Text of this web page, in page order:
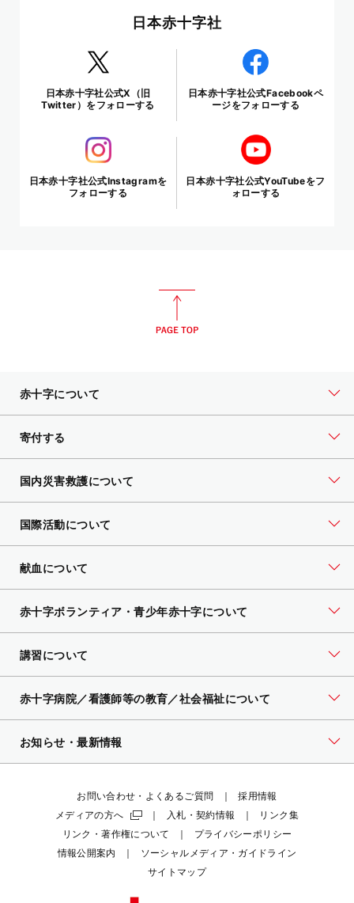
日本赤十字社
日本赤十字社公式X（旧
Twitter）をフォローする
日本赤十字社公式Facebookペ
ージをフォローする
日本赤十字社公式Instagramを
フォローする
日本赤十字社公式YouTubeをフ
ォローする
赤十字について
寄付する
国内災害救護について
国際活動について
献血について
赤十字ボランティア・青少年赤十字について
講習について
赤十字病院／看護師等の教育／社会福祉について
お知らせ・最新情報
お問い合わせ・よくあるご質問
採用情報
メディアの方へ
入札・契約情報
リンク集
リンク・著作権について
プライバシーポリシー
情報公開案内
ソーシャルメディア・ガイドライン
サイトマップ